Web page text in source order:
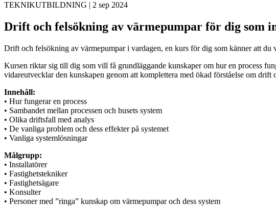
TEKNIKUTBILDNING | 2 sep 2024
Drift och felsökning av värmepumpar för dig som
Drift och felsökning av värmepumpar i vardagen, en kurs för dig som känner att
Kursen riktar sig till dig som vill få grundläggande kunskaper om hur en process
vidareutvecklar den kunskapen genom att komplettera med ökad förståelse om
Innehåll:
• Hur fungerar en process
• Sambandet mellan processen och husets system
• Olika driftsfall med analys
• De vanliga problem och dess effekter på systemet
• Vanliga systemlösningar
Målgrupp:
• Installatörer
• Fastighetstekniker
• Fastighetsägare
• Konsulter
• Personer med ”ringa” kunskap om värmepumpar och dess system